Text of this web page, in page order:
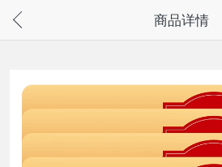
请通过微信或支付宝搜“奇兔客小程序”访问
商品详情